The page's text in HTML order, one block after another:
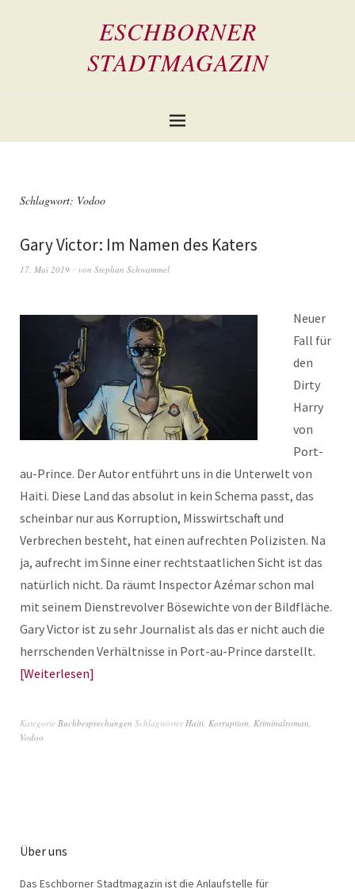
ESCHBORNER
STADTMAGAZIN
Schlagwort: Vodoo
Gary Victor: Im Namen des Katers
17. Mai 2019 von Stephan Schwammel
Neuer
Fall für
den
Dirty
Harry
von
Port-
au-Prince. Der Autor entführt uns in die Unterwelt von
Haiti. Diese Land das absolut in kein Schema passt, das
scheinbar nur aus Korruption, Misswirtschaft und
Verbrechen besteht, hat einen aufrechten Polizisten. Na
ja, aufrecht im Sinne einer rechtstaatlichen Sicht ist das
natürlich nicht. Da räumt Inspector Azémar schon mal
mit seinem Dienstrevolver Bösewichte von der Bildfläche.
Gary Victor ist zu sehr Journalist als das er nicht auch die
herrschenden Verhältnisse in Port-au-Prince darstellt.
Weiterlesen
Kategorie Buchbesprechungen SchlagwörterHaiti, Korruption, Kriminalroman,
Vodoo
Über uns
Das Eschborner Stadtmagazin ist die Anlaufstelle für